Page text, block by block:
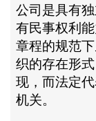
公司是具有
有民事权利
章程的规范
织的存在形
现，而法定
机关。